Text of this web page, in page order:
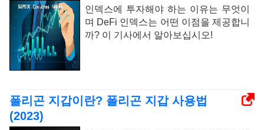
인덱스에 투자해야 하는 이유는 무엇이
며 DeFi 인덱스는 어떤 이점을 제공합니
까? 이 기사에서 알아보십시오!
폴리곤 지갑이란? 폴리곤 지갑 사용법
(2023)